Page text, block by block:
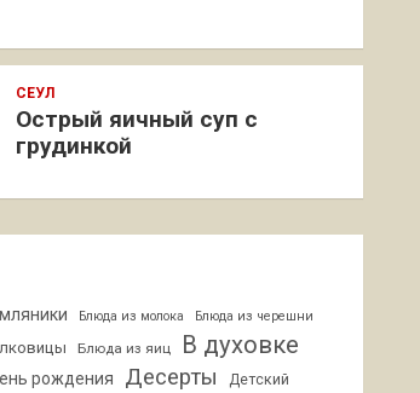
СЕУЛ
Острый яичный суп с
грудинкой
Блюда из молока Блюда из черешни
Блюда из яиц В духовке
рождения Десерты
Детский